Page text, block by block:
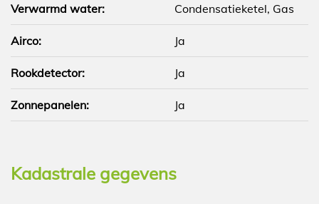
Verwarmd water: Condensatieketel, Gas
Airco: Ja
Rookdetector: Ja
Zonnepanelen: Ja
Kadastrale gegevens